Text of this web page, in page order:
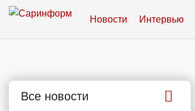
Новости Интервью
Все новости